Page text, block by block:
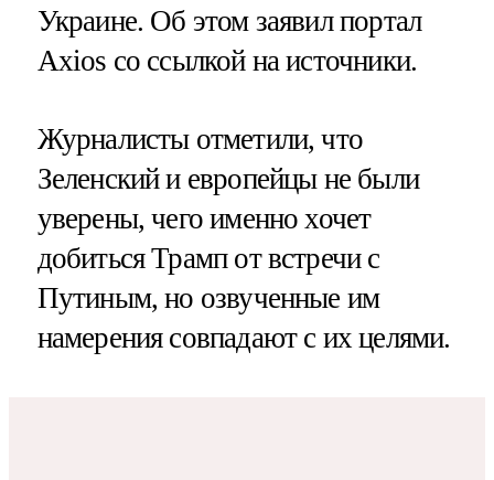
Украине. Об этом заявил портал
Axios со ссылкой на источники.
Журналисты отметили, что
Зеленский и европейцы не были
уверены, чего именно хочет
добиться Трамп от встречи с
Путиным, но озвученные им
намерения совпадают с их целями.